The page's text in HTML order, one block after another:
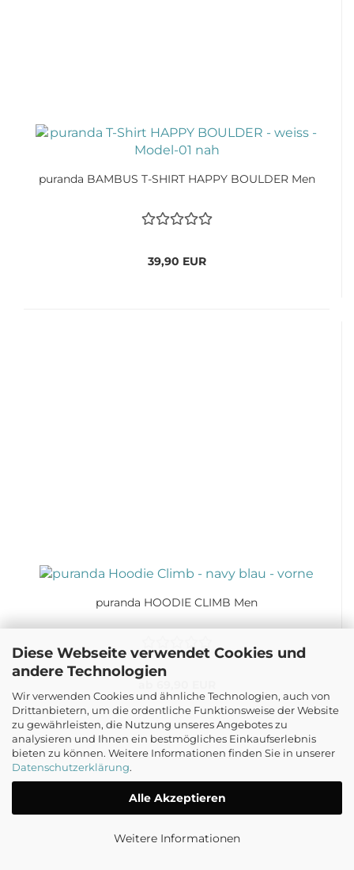
Diese Webseite verwendet Cookies und
andere Technologien
Wir verwenden Cookies und ähnliche Technologien, auch von
Drittanbietern, um die ordentliche Funktionsweise der Website
zu gewährleisten, die Nutzung unseres Angebotes zu
analysieren und Ihnen ein bestmögliches Einkaufserlebnis
bieten zu können. Weitere Informationen finden Sie in unserer
Datenschutzerklärung.
Alle Akzeptieren
Weitere Informationen
puranda BAMBUS T-SHIRT HAPPY BOULDER Men
39,90 EUR
puranda HOODIE CLIMB Men